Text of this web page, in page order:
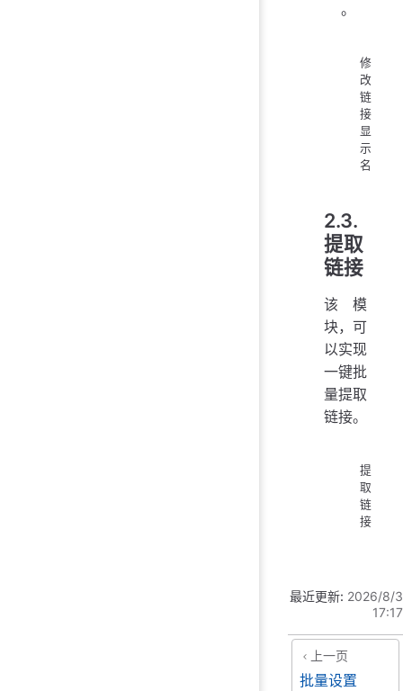
。
修
改
链
接
显
示
名
2.3.
提取
链接
该模
块，可
以实现
一键批
量提取
链接。
提
取
链
接
最近更新: 2026/8/3
17:17
上一页
批量设置